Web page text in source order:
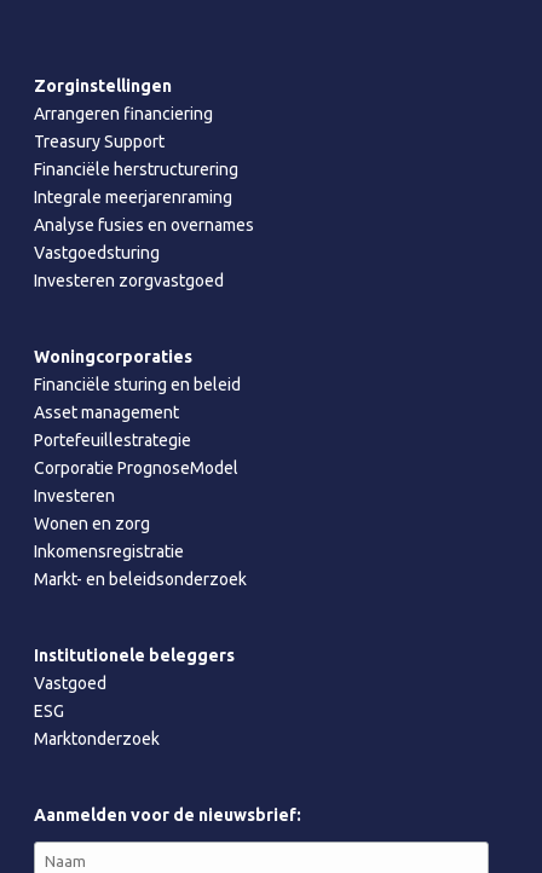
Zorginstellingen
Arrangeren financiering
Treasury Support
Financiële herstructurering
Integrale meerjarenraming
Analyse fusies en overnames
Vastgoedsturing
Investeren zorgvastgoed
Woningcorporaties
Financiële sturing en beleid
Asset management
Portefeuillestrategie
Corporatie PrognoseModel
Investeren
Wonen en zorg
Inkomensregistratie
Markt- en beleidsonderzoek
Institutionele beleggers
Vastgoed
ESG
Marktonderzoek
Aanmelden voor de nieuwsbrief: